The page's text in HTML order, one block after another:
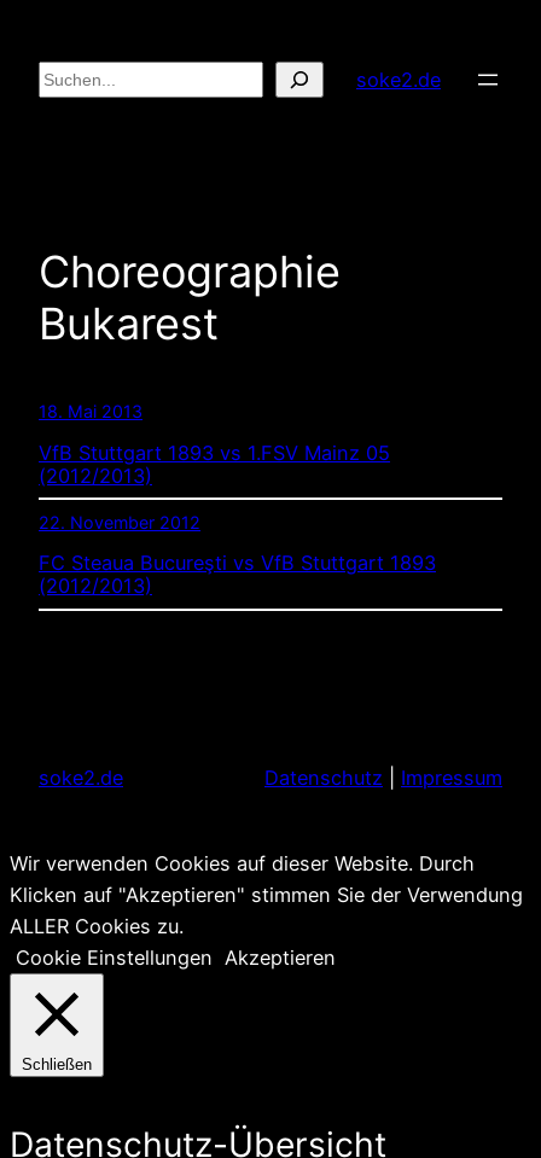
Inhalt
springen
Suchen soke2.de
Choreographie
Bukarest
18. Mai 2013
VfB Stuttgart 1893 vs 1.FSV Mainz 05
(2012/2013)
22. November 2012
FC Steaua Bucureşti vs VfB Stuttgart 1893
(2012/2013)
soke2.de Datenschutz Impressum
Wir verwenden Cookies auf dieser Website. Durch
Klicken auf "Akzeptieren" stimmen Sie der Verwendung
ALLER Cookies zu.
Cookie Einstellungen Akzeptieren
Schließen
Datenschutz-Übersicht